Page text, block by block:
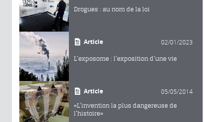
Drogues : au nom de la loi
Article 02/01/2023
L’exposome : l’exposition d’une vie
Article 05/05/2014
«L’invention la plus dangereuse de
l’histoire»